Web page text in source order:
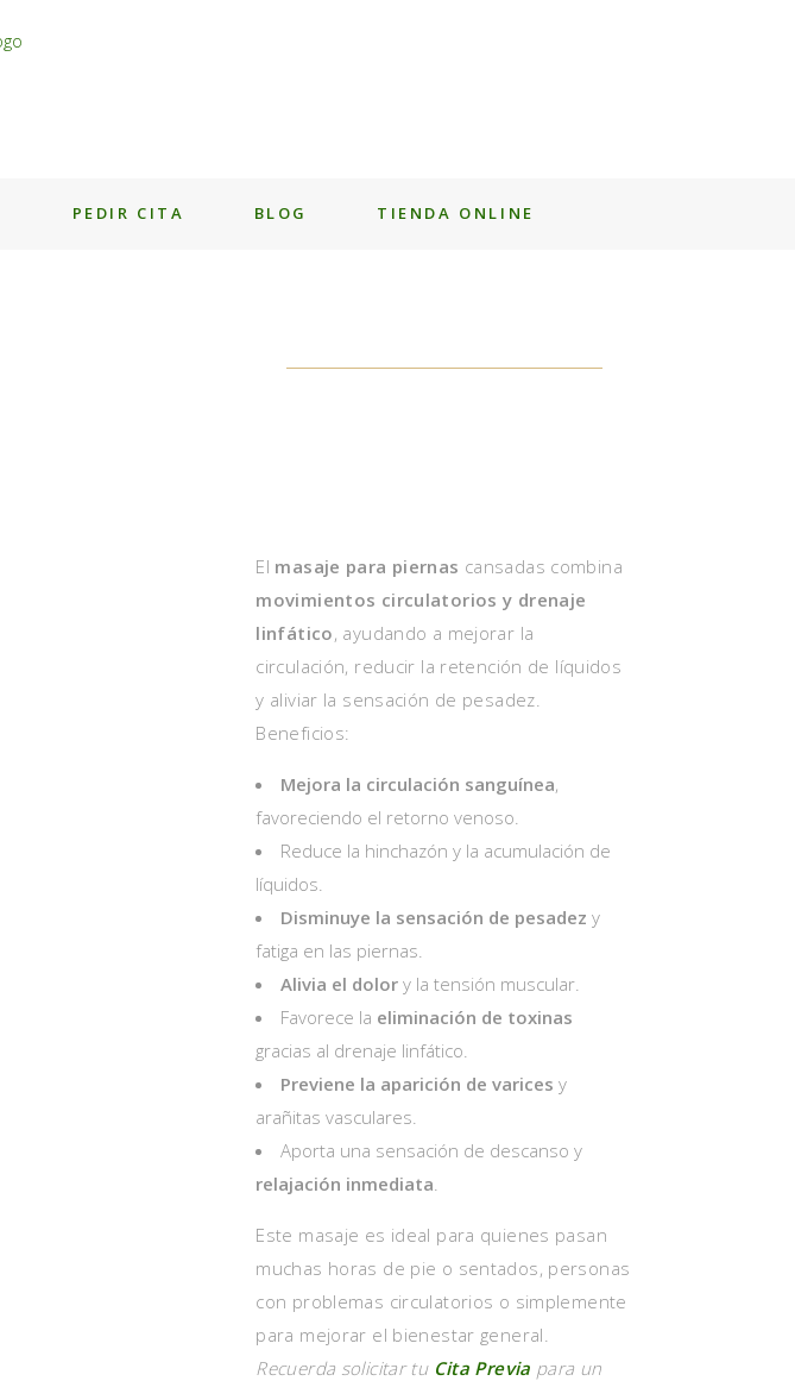
PEDIR CITA BLOG TIENDA ONLINE
El masaje para piernas cansadas combina
movimientos circulatorios y drenaje
linfático, ayudando a mejorar la
circulación, reducir la retención de líquidos
y aliviar la sensación de pesadez.
Beneficios:
Mejora la circulación sanguínea,
favoreciendo el retorno venoso.
Reduce la hinchazón y la acumulación de
líquidos.
Disminuye la sensación de pesadez y
fatiga en las piernas.
Alivia el dolor y la tensión muscular.
Favorece la eliminación de toxinas
gracias al drenaje linfático.
Previene la aparición de varices y
arañitas vasculares.
Aporta una sensación de descanso y
relajación inmediata.
Este masaje es ideal para quienes pasan
muchas horas de pie o sentados, personas
con problemas circulatorios o simplemente
para mejorar el bienestar general.
Recuerda solicitar tu Cita Previa para un